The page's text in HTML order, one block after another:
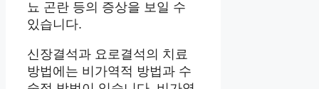
뇨 곤란 등의 증상을 보일 수
있습니다.
신장결석과 요로결석의 치료
방법에는 비가역적 방법과 수